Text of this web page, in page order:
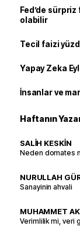
Fed’de
olabilir
Tecil faizi
Yapay Zeka
İnsanlar ve
Haftanın
SALİH KESKİN
Neden domates
NURULLAH
Sanayinin ahvali
MUHAMMET
Verimlilik mi, veri